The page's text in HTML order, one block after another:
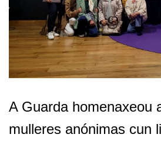
A Guarda homenaxeou
mulleres anónimas cun